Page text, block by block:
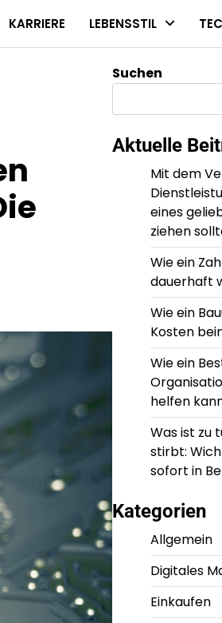
KARRIERE LEBENSSTIL
Suchen
Aktuelle
Mit dem
eines
ziehen
Wie ein
dauerhaft
Wie ein
Kosten
Wie ein
helfen
Was ist zu
stirbt:
sofort in
Kategorien
Allgemein
Digitales
Einkaufen